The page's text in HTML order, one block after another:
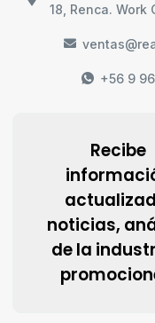
18, Renca. Work
+56 9
Recibe
noticias,
de la